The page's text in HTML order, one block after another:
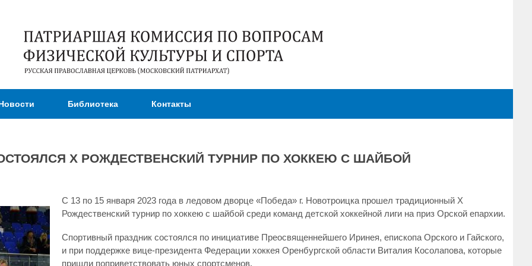
содержанию
Библиотека Контакты
Х РОЖДЕСТВЕНСКИЙ ТУРНИР ПО ХОККЕЮ С ШАЙБОЙ
С 13 по 15 января 2023 года в ледовом дворце «Победа» г. Новотроицка прошел традиционный Х
Рождественский турнир по хоккею с шайбой среди команд детской хоккейной лиги на приз Орской епархии.
Спортивный праздник состоялся по инициативе Преосвященнейшего Иринея, епископа Орского и Гайского,
и при поддержке вице-президента Федерации хоккея Оренбургской области Виталия Косолапова, которые
пришли поприветствовать юных спортсменов.